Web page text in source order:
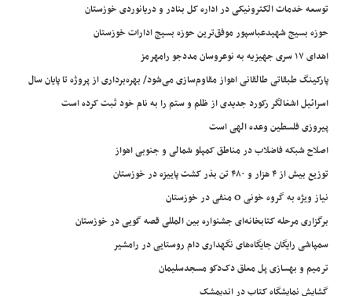
توسعه خدمات الکترونیکی در اداره کل بنادر و دریانوردی خوزستان
حوزه بسیج شهیدعباسپور موفق‌ترین حوزه بسیج ادارات خوزستان
اهدای ۱۷ سری جهیزیه به نوعروسان مددجو رامهرمز
پارکینگ طبقاتی طالقانی اهواز مقاوم‌سازی می‌شود/ بهره‌برداری از پروژه تا پایان سال
اسرائیل اشغالگر رکورد جدیدی از ظلم و ستم را به نام خود ثبت کرده است
پیروزی فلسطین وعده الهی است
اصلاح شبکه فاضلاب در مناطق کمپلو شمالی و جنوبی اهواز
توزیع بیش از ۴ هزار و ۴۸۰ تن بذر کشت پاییزه در خوزستان
نیاز ویژه به گروه خونی O منفی در خوزستان
برگزاری مرحله کتابخانه‌ای جشنواره بین المللی قصه گویی در خوزستان
سمپاشی رایگان جایگاه‌های نگهداری دام روستایی در رامشیر
ترمیم و بهسازی پل معلق دک‌دکو مسجدسلیمان
گشایش نمایشگاه کتاب در اندیمشک